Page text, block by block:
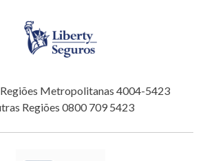
Metropolitanas 4004-5423
Regiões 0800 709 5423